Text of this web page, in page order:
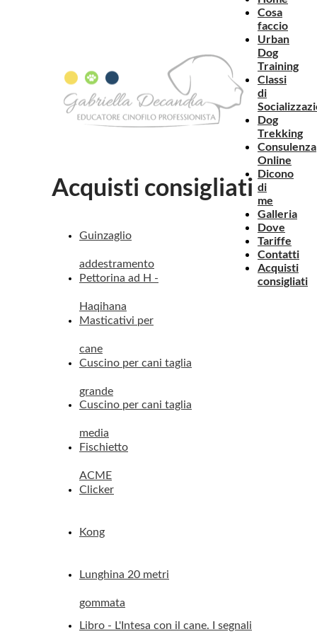
Acquisti consigliati
Guinzaglio
addestramento
Cosa
faccio
Urban
Dog
Training
Classi
di
Dog
Trekking
Consulenza
Online
Dicono
di
me
Galleria
Dove
Tariffe
Contatti
Acquisti
consigliati
Pettorina ad H -
Haqihana
Masticativi per
cane
Cuscino per cani taglia
grande
Cuscino per cani taglia
media
Fischietto
ACME
Clicker
Kong
Lunghina 20 metri
gommata
Libro - L'Intesa con il cane. I segnali